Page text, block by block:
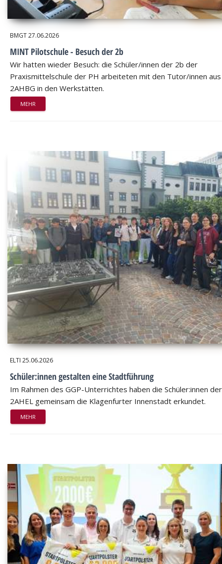
BMGT27.06.2026
MINT Pilotschule - Besuch der 2b
Wir hatten wieder Besuch: die Schüler/innen der 2b der
Praxismittelschule der PH arbeiteten mit den Tutor/innen
2AHBG in den Werkstätten.
MEHR
ELTI 25.06.2026
Schüler:innen gestalten eine Stadtführung
Im Rahmen des GGP-Unterrichtes haben die Schüler:innen der
2AHEL gemeinsam die Klagenfurter Innenstadt erkundet.
MEHR